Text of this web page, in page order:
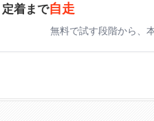
着まで自走
無料で試す段階から、